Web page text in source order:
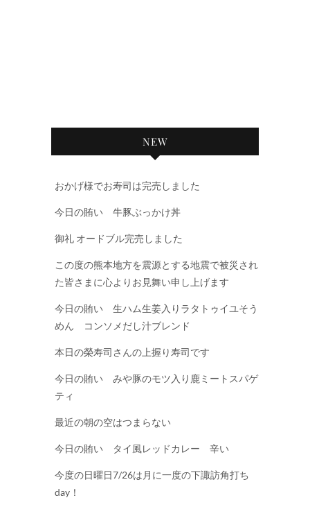
NEW
おかげ様でお寿司は完売しました
今日の賄い 牛豚ぶっかけ丼
御礼 オードブル完売しました
この度の熊本地方を震源とする地震で被災され
た皆さまに心よりお見舞い申し上げます
今日の賄い 生ハム生姜入りラタトゥイユそう
めん コンソメだし汁ブレンド
本日の榮寿司さんの上握り寿司です
今日の賄い みや豚のモツ入り鹿ミートスパゲ
ティ
最近の朝の空はつまらない
今日の賄い タイ風レッドカレー 辛い
今度の日曜日7/26は月に一度の下諏訪角打ち
day！